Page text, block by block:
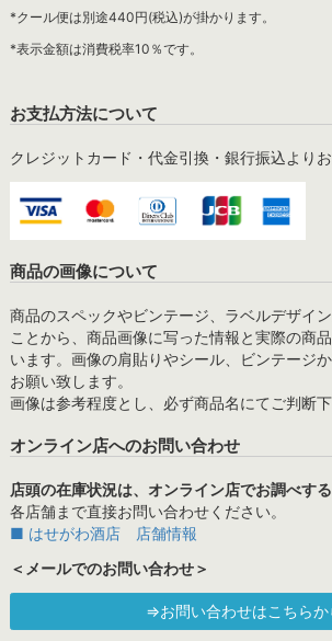
*クール便は別途440円(税込)が掛かります。
*表示金額は消費税率10％です。
お支払方法について
クレジットカード・代金引換・銀行振込よりお
商品の画像について
商品のスペックやビンテージ、ラベルデザイ
ことから、商品画像に写った情報と実際の商
います。画像の肩貼りやシール、ビンテージ
お願い致します。
画像は参考程度とし、必ず商品名にてご判断下
オンライン店へのお問い合わせ
店頭の在庫状況は、オンライン店でお調べす
各店舗まで直接お問い合わせください。
■ はせがわ酒店 店舗情報
＜メールでのお問い合わせ＞
⇒お問い合わせはこちらか